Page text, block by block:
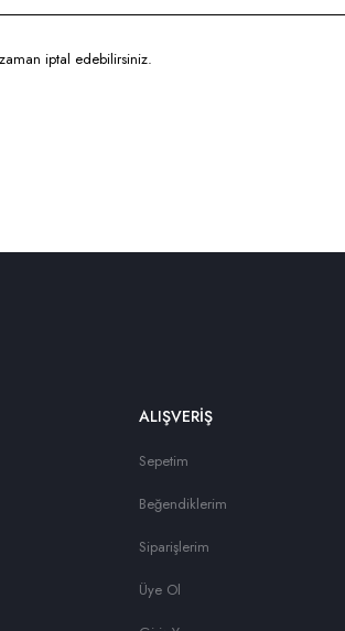
iptal edebilirsiniz.
ALIŞVERİŞ
Sepetim
Beğendiklerim
Siparişlerim
Üye Ol